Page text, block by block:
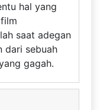
hal yang
saat adegan
dari sebuah
gagah.